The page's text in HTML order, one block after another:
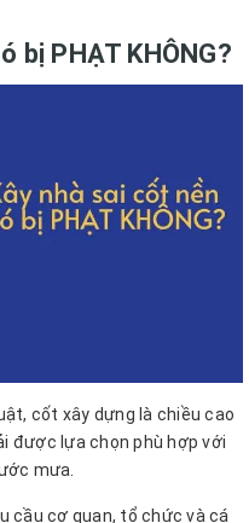
bị PHẠT KHÔNG?
cốt xây dựng là chiều cao
được lựa chọn phù hợp với
mưa.
cầu cơ quan, tổ chức và cá